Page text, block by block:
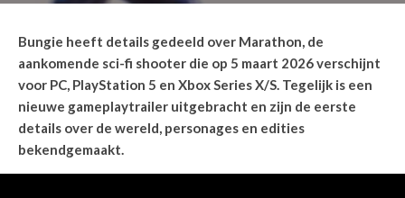
Bungie heeft details gedeeld over Marathon, de
aankomende sci-fi shooter die op 5 maart 2026 verschijnt
voor PC, PlayStation 5 en Xbox Series X/S. Tegelijk is een
nieuwe gameplaytrailer uitgebracht en zijn de eerste
details over de wereld, personages en edities
bekendgemaakt.